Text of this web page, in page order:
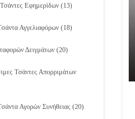
Εφημερίδων (13)
Αγγελιαφόρων (18)
Δειγμάτων (20)
Τσάντες Απορριμάτων
Αγορών Συνήθειας (20)